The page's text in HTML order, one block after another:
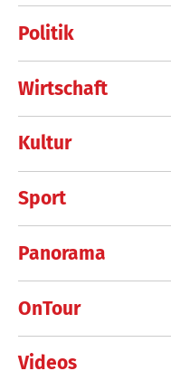
Politik
Wirtschaft
Kultur
Sport
Panorama
OnTour
Videos